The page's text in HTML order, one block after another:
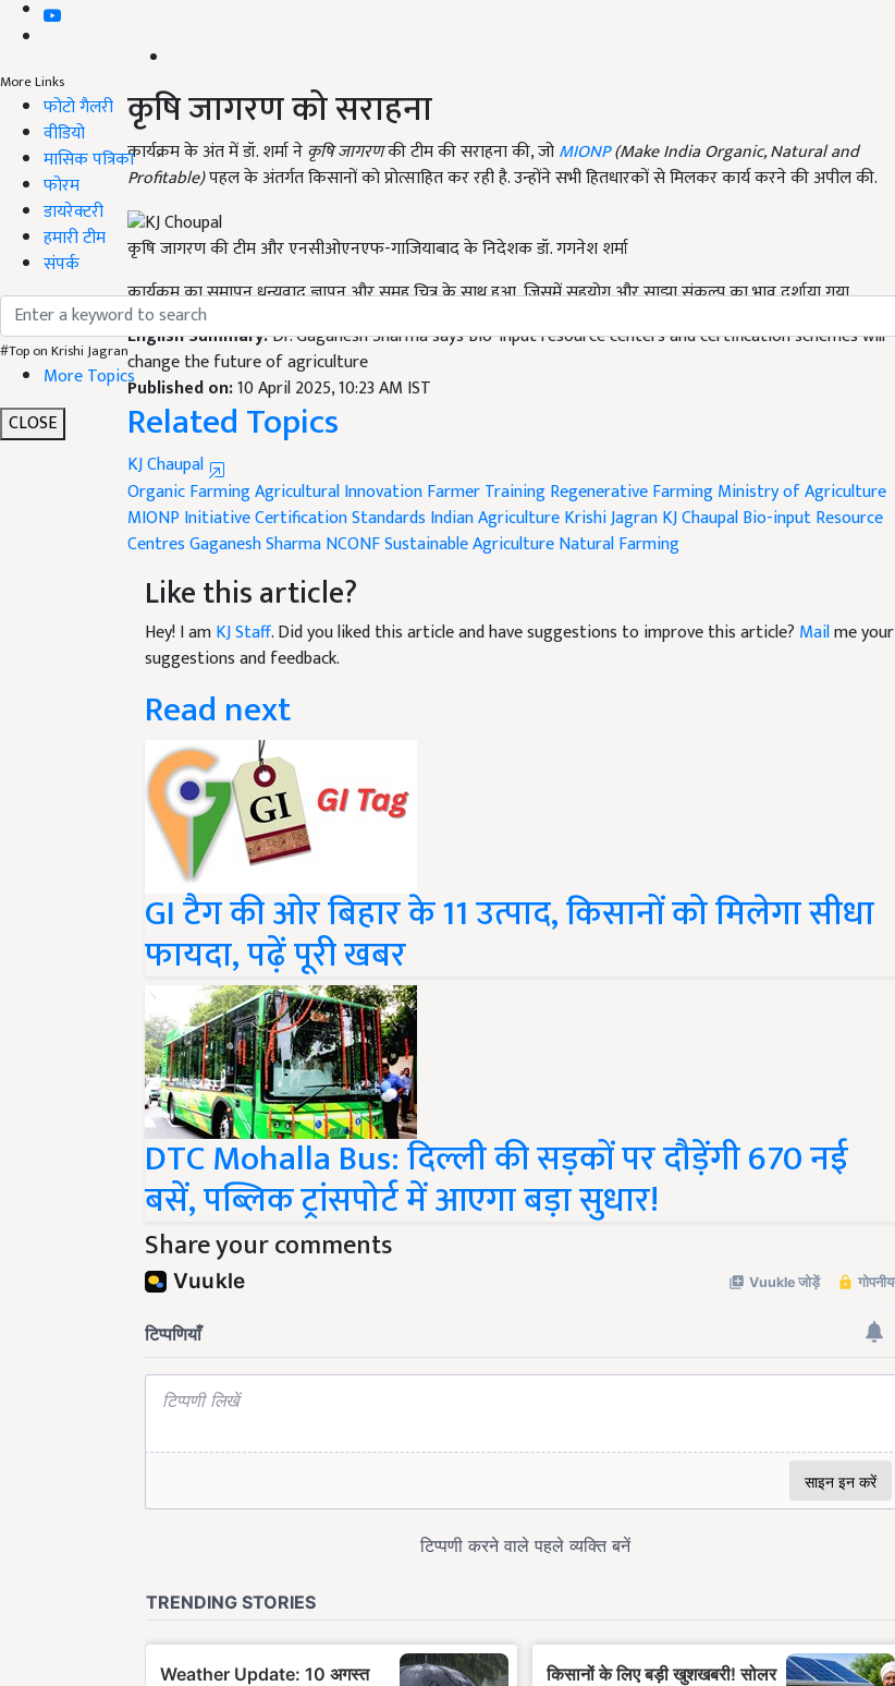
More Links
फोटो गैलरी
वीडियो
मासिक पत्रिका
फोरम
डायरेक्टरी
हमारी टीम
संपर्क
#Top on Krishi Jagran
More Topics
CLOSE
कृषि जागरण को सराहना
कार्यक्रम के अंत में डॉ. शर्मा नेकृषि जागरणकी टीम की सराहना की, जोMIONP(Make India Organic, Natural and
Profitable)पहल के अंतर्गत किसानों को प्रोत्साहित कर रही है. उन्होंने सभी हितधारकों से मिलकर कार्य करने की अपील की.
कृषि जागरण की टीम और एनसीओएनएफ-गाजियाबाद के निदेशक डॉ. गगनेश शर्मा
कार्यक्रम का समापन धन्यवाद ज्ञापन और समूह चित्र के साथ हुआ, जिसमें सहयोग और साझा संकल्प का भाव दर्शाया गया.
English Summary:Dr. Gaganesh Sharma says Bio-input resource centers and certification schemes will
change the future of agriculture
Published on:10 April 2025, 10:23 AM IST
Related Topics
KJ Chaupal
Organic FarmingAgricultural InnovationFarmer TrainingRegenerative FarmingMinistry of Agriculture
MIONP InitiativeCertification Standards Indian AgricultureKrishi JagranKJ ChaupalBio-input Resource
CentresGaganesh SharmaNCONFSustainable AgricultureNatural Farming
Like this article?
Hey! I amKJ Staff. Did you liked this article and have suggestions to improve this article? Mailme your
suggestions and feedback.
Read next
GI टैग की ओर बिहार के 11 उत्पाद, किसानों को मिलेगा सीधा
फायदा, पढ़ें पूरी खबर
DTC Mohalla Bus: दिल्ली की सड़कों पर दौड़ेंगी 670 नई
बसें, पब्लिक ट्रांसपोर्ट में आएगा बड़ा सुधार!
Share your comments